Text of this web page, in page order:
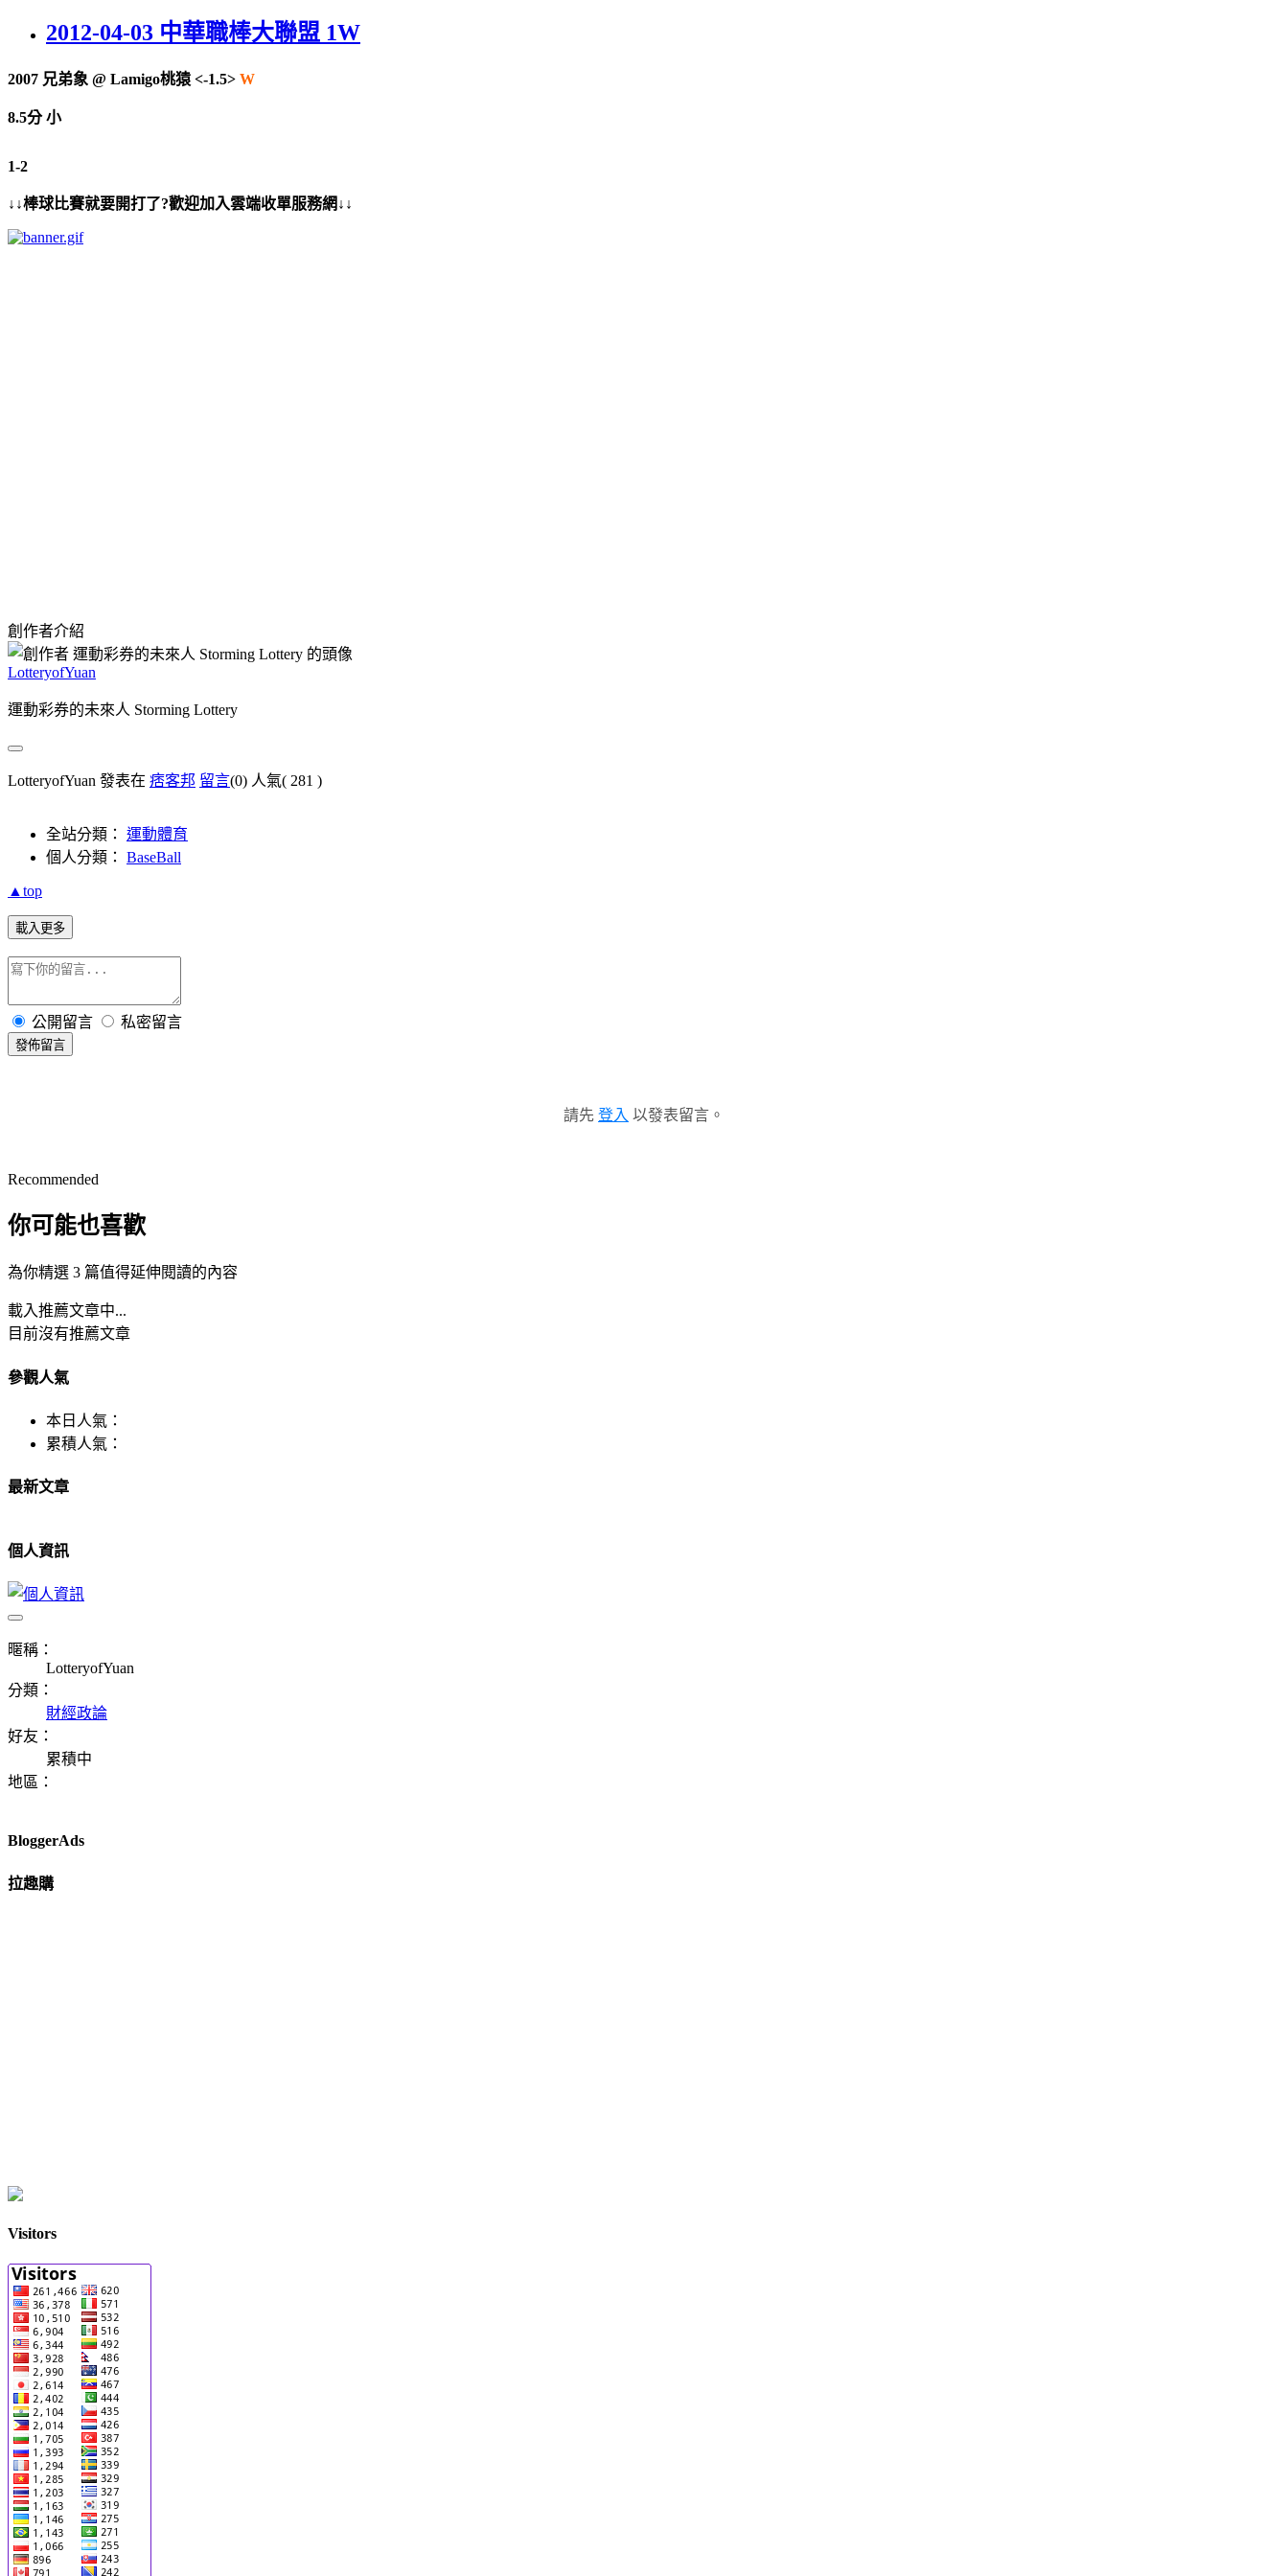
2012-04-03 中華職棒大聯盟 1W
2007 兄弟象 @ Lamigo桃猿 <-1.5> W
8.5分 小
1-2
↓↓棒球比賽就要開打了?歡迎加入雲端收單服務網↓↓
創作者介紹
LotteryofYuan
運動彩券的未來人 Storming Lottery
LotteryofYuan 發表在 痞客邦 留言(0) 人氣( 281 )
全站分類： 運動體育
個人分類： BaseBall
▲top
載入更多
公開留言 私密留言
發佈留言
請先 登入 以發表留言。
Recommended
你可能也喜歡
為你精選 3 篇值得延伸閱讀的內容
載入推薦文章中...
目前沒有推薦文章
參觀人氣
本日人氣：
累積人氣：
最新文章
個人資訊
暱稱：
LotteryofYuan
分類：
財經政論
好友：
累積中
地區：
BloggerAds
拉趣購
Visitors